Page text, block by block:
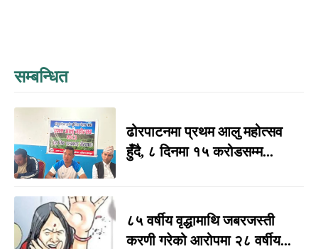
सम्बन्धित
ढोरपाटनमा प्रथम आलु महोत्सव
हुँदै, ८ दिनमा १५ करोडसम्म...
८५ वर्षीय वृद्धामाथि जबरजस्ती
करणी गरेको आरोपमा २८ वर्षीय...